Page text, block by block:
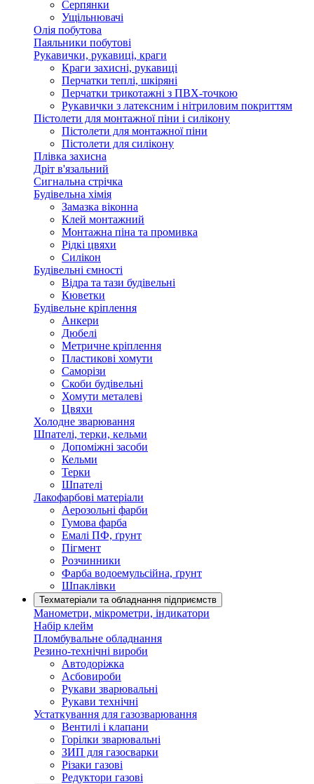
Серпянки
Ущільнювачі
Олія побутова
Паяльники побутові
Рукавички, рукавиці, краги
Краги захисні, рукавиці
Перчатки теплі, шкіряні
Перчатки трикотажні з ПВХ-точкою
Рукавички з латексним і нітриловим покриттям
Пістолети для монтажної піни і силікону
Пістолети для монтажної піни
Пістолети для силікону
Плівка захисна
Дріт в'язальний
Сигнальна стрічка
Будівельна хімія
Замазка віконна
Клей монтажний
Монтажна піна та промивка
Рідкі цвяхи
Силікон
Будівельні ємності
Відра та тази будівельні
Кюветки
Будівельне кріплення
Анкери
Дюбелі
Метричне кріплення
Пластикові хомути
Саморізи
Скоби будівельні
Хомути металеві
Цвяхи
Холодне зварювання
Шпателі, терки, кельми
Допоміжні засоби
Кельми
Терки
Шпателі
Лакофарбові матеріали
Аерозольні фарби
Гумова фарба
Емалі ПФ, ґрунт
Пігмент
Розчинники
Фарба водоемульсійна, ґрунт
Шпаклівки
Техматеріали та обладнання підприємств
Манометри, мікрометри, індикатори
Набір клейм
Пломбувальне обладнання
Резино-технічні вироби
Автодоріжка
Асбовироби
Рукави зварювальні
Рукави технічні
Устаткування для газозварювання
Вентилі і клапани
Горілки зварювальні
ЗИП для газосварки
Різаки газові
Редуктори газові